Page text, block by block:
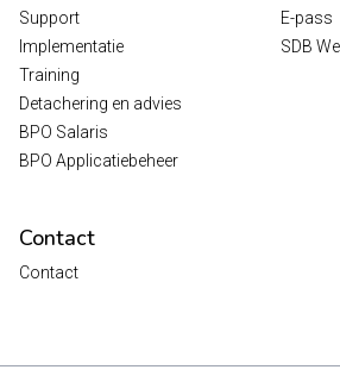
Support
Implementatie
Training
Detachering en advies
BPO Salaris
BPO Applicatiebeheer
E-pass
SDB
Contact
Contact